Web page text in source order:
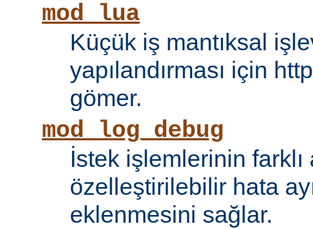
mod_lua
Küçük iş mantıksal
yapılandırması için
gömer.
mod_log_debug
İstek işlemlerinin farklı
özelleştirilebilir hata
eklenmesini sağlar.